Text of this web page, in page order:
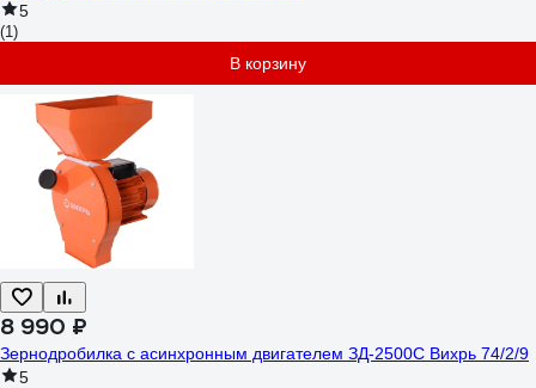
5
(1)
В корзину
8 990 ₽
Зернодробилка с асинхронным двигателем ЗД-2500С Вихрь 74/2/9
5